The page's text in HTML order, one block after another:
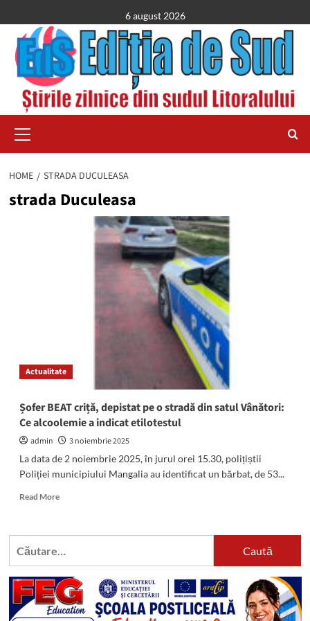
to
content
6 august 2026
Menu
HOME STRADA DUCULEASA
strada Duculeasa
Actualitate
Șofer BEAT criță, depistat pe o stradă din satul Vânători:
Ce alcoolemie a indicat etilotestul
admin
3 noiembrie 2025
La data de 2 noiembrie 2025, în jurul orei 15.30, polițiștii
Poliției municipiului Mangalia au identificat un bărbat, de 53...
Read MoreRead
Șofer
pe
o
stradă
Caută